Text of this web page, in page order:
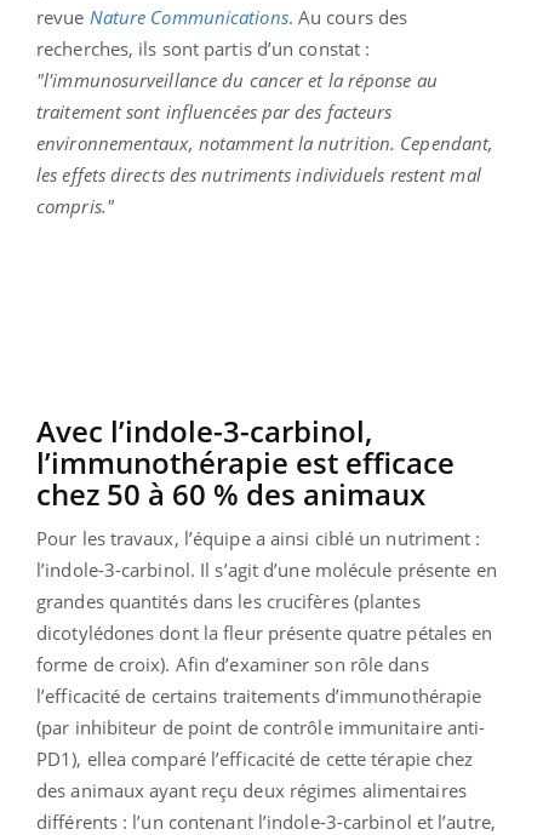
revue Nature Communications. Au cours des
recherches, ils sont partis d’un constat :
"l'immunosurveillance du cancer et la réponse au
traitement sont influencées par des facteurs
environnementaux, notamment la nutrition. Cependant,
les effets directs des nutriments individuels restent mal
compris."
Avec l’indole-3-carbinol,
l’immunothérapie est efficace
chez 50 à 60 % des animaux
Pour les travaux, l’équipe a ainsi ciblé un nutriment :
l’indole-3-carbinol. Il s’agit d’une molécule présente en
grandes quantités dans les crucifères (plantes
dicotylédones dont la fleur présente quatre pétales en
forme de croix). Afin d’examiner son rôle dans
l’efficacité de certains traitements d’immunothérapie
(par inhibiteur de point de contrôle immunitaire anti-
PD1), ellea comparé l’efficacité de cette térapie chez
des animaux ayant reçu deux régimes alimentaires
différents : l’un contenant l’indole-3-carbinol et l’autre,